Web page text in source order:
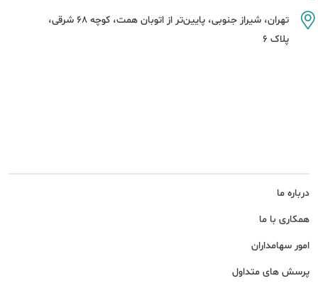
درباره ما
همکاری با ما
امور سهامداران
پرسش های متداول
تهران، شیراز جنوبی، پایین‌تر از اتوبان همت، کوچه 68 شرقی،
پلاک 6